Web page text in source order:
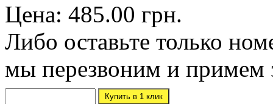
Цена: 485.00 грн.
Либо оставьте только
мы перезвоним и примем